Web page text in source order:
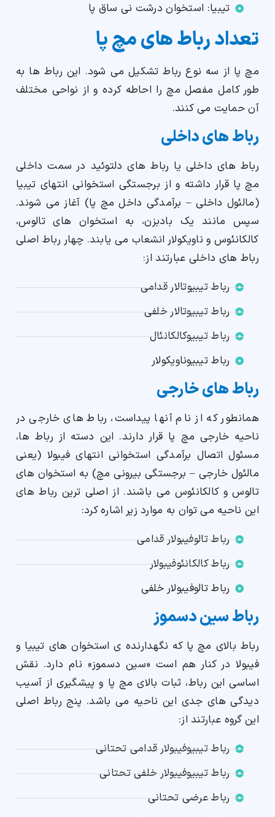
تیبیا: استخوان درشت نی ساق پا
تعداد رباط های مچ پا
مچ پا از سه نوع رباط تشکیل می شود. این رباط ها به
طور کامل مفصل مچ را احاطه کرده و از نواحی مختلف
آن حمایت می کنند.
رباط های داخلی
رباط های داخلی یا رباط های دلتوئید در سمت داخلی
مچ پا قرار داشته و از برجستگی استخوانی انتهای تیبیا
(مالئول داخلی – برآمدگی داخل مچ پا) آغاز می شوند.
سپس مانند یک بادبزن، به استخوان های تالوس،
کالکانئوس و ناویکولار انشعاب می یابند. چهار رباط اصلی
رباط های داخلی عبارتند از:
رباط تیبیوتالار قدامی
رباط تیبیوتالار خلفی
رباط تیبیوکالکانئال
رباط تیبیوناویکولار
رباط های خارجی
همانطور که از نام آنها پیداست، رباط های خارجی در
ناحیه خارجی مچ پا قرار دارند. این دسته از رباط ها،
مسئول اتصال برآمدگی استخوانی انتهای فیبولا (یعنی
مالئول خارجی – برجستگی بیرونی مچ) به استخوان های
تالوس و کالکانئوس می باشند. از اصلی ترین رباط های
این ناحیه می توان به موارد زیر اشاره کرد:
رباط تالوفیبولار قدامی
رباط کالکانئوفیبولار
رباط تالوفیبولار خلفی
رباط سين دسموز
رباط بالای مچ پا که نگهدارنده ی استخوان های تیبیا و
فیبولا در کنار هم است «سين دسموز» نام دارد. نقش
اساسی این رباط، ثبات بالای مچ پا و پیشگیری از آسیب
دیدگی های جدی این ناحیه می باشد. پنج رباط اصلی
این گروه عبارتند از:
رباط تیبیوفیبولار قدامی تحتانی
رباط تیبیوفیبولار خلفی تحتانی
رباط عرضی تحتانی